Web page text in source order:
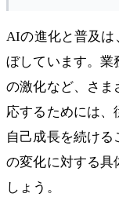
AIの進化と普及は
ぼしています。業
の激化など、さま
応するためには、
自己成長を続け
の変化に対する具
しょう。